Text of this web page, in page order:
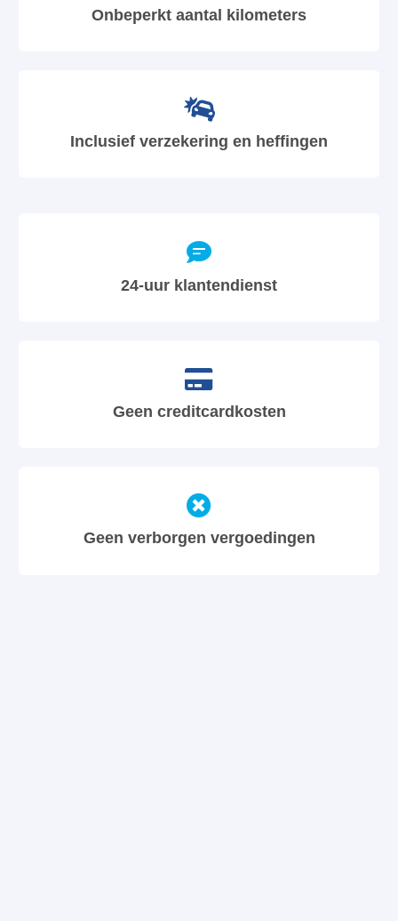
Onbeperkt aantal kilometers
Inclusief verzekering en heffingen
24-uur klantendienst
Geen creditcardkosten
Geen verborgen vergoedingen